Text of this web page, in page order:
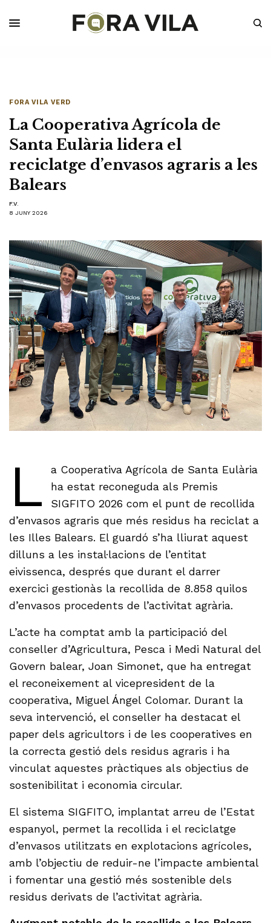
FORA VILA VERD
La Cooperativa Agrícola de
Santa Eulària lidera el
reciclatge d’envasos agraris a les
Balears
F.V.
8 JUNY 2026
L
a Cooperativa Agrícola de Santa Eulària
ha estat reconeguda als Premis
SIGFITO 2026 com el punt de recollida
d’envasos agraris que més residus ha reciclat a
les Illes Balears. El guardó s’ha lliurat aquest
dilluns a les instal·lacions de l’entitat
eivissenca, després que durant el darrer
exercici gestionàs la recollida de 8.858 quilos
d’envasos procedents de l’activitat agrària.
L’acte ha comptat amb la participació del
conseller d’Agricultura, Pesca i Medi Natural del
Govern balear, Joan Simonet, que ha entregat
el reconeixement al vicepresident de la
cooperativa, Miguel Ángel Colomar. Durant la
seva intervenció, el conseller ha destacat el
paper dels agricultors i de les cooperatives en
la correcta gestió dels residus agraris i ha
vinculat aquestes pràctiques als objectius de
sostenibilitat i economia circular.
El sistema SIGFITO, implantat arreu de l’Estat
espanyol, permet la recollida i el reciclatge
d’envasos utilitzats en explotacions agrícoles,
amb l’objectiu de reduir-ne l’impacte ambiental
i fomentar una gestió més sostenible dels
residus derivats de l’activitat agrària.